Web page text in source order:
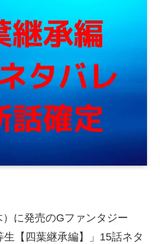
に発売のGファンタジー
生【四葉継承編】」15話ネタ